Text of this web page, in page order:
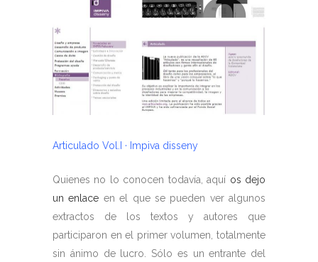
Articulado Vol.I · Impiva disseny
Quienes no lo conocen todavía, aquí os dejo
un enlace en el que se pueden ver algunos
extractos de los textos y autores que
participaron en el primer volumen, totalmente
sin ánimo de lucro. Sólo es un entrante del